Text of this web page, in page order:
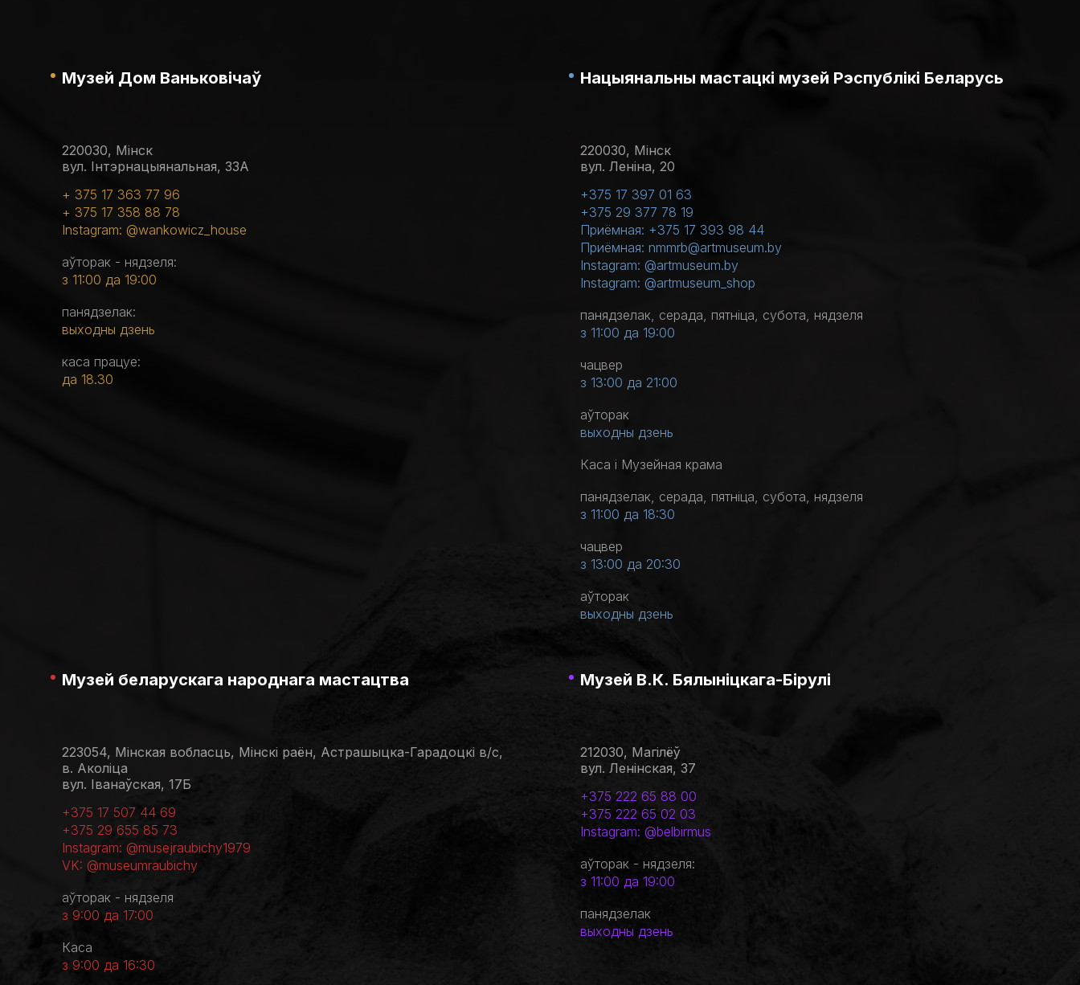
Музей Дом Ваньковічаў
220030, Мінск
вул. Інтэрнацыянальная, 33А
+ 375 17 363 77 96
+ 375 17 358 88 78
Instagram: @wankowicz_house
аўторак - нядзеля:
з 11:00 да 19:00
панядзелак:
выходны дзень
каса працуе:
да 18.30
Нацыянальны мастацкі музей Рэспублікі Беларусь
220030, Мінск
вул. Леніна, 20
+375 17 397 01 63
+375 29 377 78 19
Приёмная: +375 17 393 98 44
Приёмная: nmmrb@artmuseum.by
Instagram: @artmuseum.by
Instagram: @artmuseum_shop
панядзелак, серада, пятніца, субота, нядзеля
з 11:00 да 19:00
чацвер
з 13:00 да 21:00
аўторак
выходны дзень
Каса і Музейная крама
панядзелак, серада, пятніца, субота, нядзеля
з 11:00 да 18:30
чацвер
з 13:00 да 20:30
аўторак
выходны дзень
Музей беларускага народнага мастацтва
223054, Мінская вобласць, Мінскі раён, Астрашыцка-Гарадоцкі в/с,
в. Аколіца
вул. Іванаўская, 17Б
+375 17 507 44 69
+375 29 655 85 73
Instagram: @musejraubichy1979
VK: @museumraubichy
аўторак - нядзеля
з 9:00 да 17:00
Каса
з 9:00 да 16:30
Музей В.К. Бялыніцкага-Бірулі
212030, Магілёў
вул. Ленінская, 37
+375 222 65 88 00
+375 222 65 02 03
Instagram: @belbirmus
аўторак - нядзеля:
з 11:00 да 19:00
панядзелак
выходны дзень